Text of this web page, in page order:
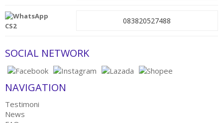
CS2
083820527488
SOCIAL NETWORK
NAVIGATION
Testimoni
News